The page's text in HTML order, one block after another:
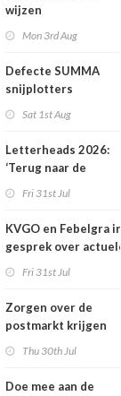
wijzen
Mon 3rd Aug
Defecte SUMMA
snijplotters
Sat 1st Aug
Letterheads 2026:
‘Terug naar de
Fri 31st Jul
KVGO en Febelgra in
gesprek over actuele
Fri 31st Jul
Zorgen over de
postmarkt krijgen
Thu 30th Jul
Doe mee aan de